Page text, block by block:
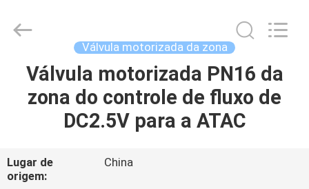
CASA
PRODUTOS
SOBRE
Technology
Reserved.
Válvula motorizada da zona
Válvula motorizada PN16 da
zona do controle de fluxo de
DC2.5V para a ATAC
Lugar de
origem:
China